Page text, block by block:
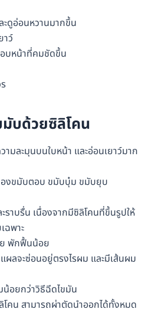
ะดูอ่อนหวานมากขึ้น
าว์
บหน้าที่คมชัดขึ้น
บด้วยซิลิโคน
มละมุนบนใบหน้า และอ่อนเยาว์มาก
งขมับตอบ ขมับบุ๋ม ขมับยุบ
ราบรื่น เนื่องจากมีซิลิโคนที่ขึ้นรูปให้
ฉพาะ
พักฟื้นน้อย
ผลจะซ่อนอยู่ตรงไรผม และมีเส้นผม
อยกว่าวิธีฉีดไขมัน
คน สามารถผ่าตัดนำออกได้ทั้งหมด